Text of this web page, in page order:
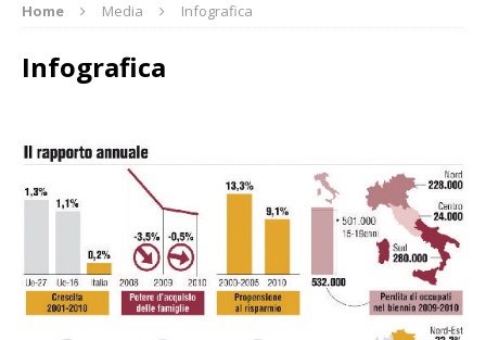
Home Media Infografica
Infografica